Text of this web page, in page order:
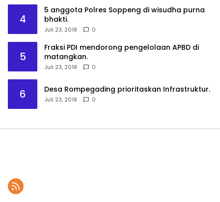
4
5 anggota Polres Soppeng di wisudha purna
bhakti.
Juli 23, 2018 0
5
Fraksi PDI mendorong pengelolaan APBD di
matangkan.
Juli 23, 2018 0
6 Desa Rompegading prioritaskan Infrastruktur.
Juli 23, 2018 0